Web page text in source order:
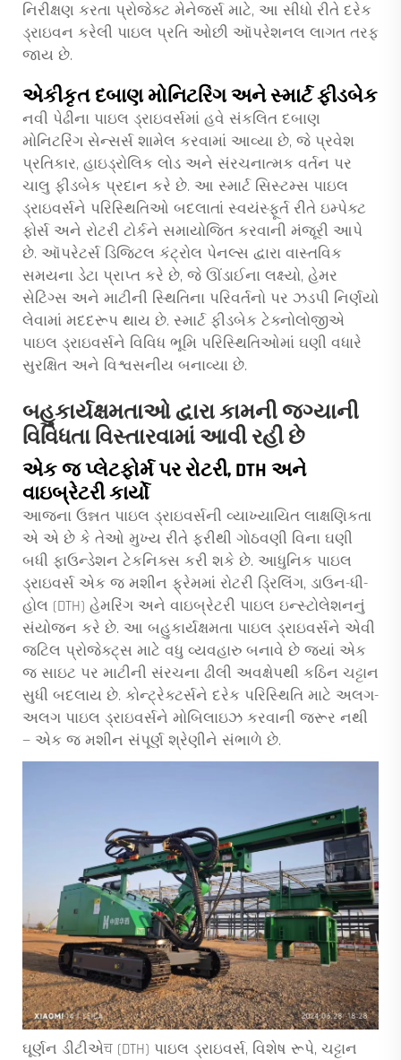
નિરીક્ષણ કરતા પ્રોજેક્ટ મેનેજર્સ માટે, આ સીધો રીતે દરેક
ડ્રાઇવન કરેલી પાઇલ પ્રતિ ઓછી ઑપરેશનલ લાગત તરફ
જાય છે.
એકીકૃત દબાણ મોનિટરિંગ અને સ્માર્ટ ફીડબેક
નવી પેઢીના પાઇલ ડ્રાઇવર્સમાં હવે સંકલિત દબાણ
મોનિટરિંગ સેન્સર્સ શામેલ કરવામાં આવ્યા છે, જે પ્રવેશ
પ્રતિકાર, હાઇડ્રોલિક લોડ અને સંરચનાત્મક વર્તન પર
ચાલુ ફીડબેક પ્રદાન કરે છે. આ સ્માર્ટ સિસ્ટમ્સ પાઇલ
ડ્રાઇવર્સને પરિસ્થિતિઓ બદલાતાં સ્વયંસ્ફૂર્ત રીતે ઇમ્પેક્ટ
ફોર્સ અને રોટરી ટોર્કને સમાયોજિત કરવાની મંજૂરી આપે
છે. ઑપરેટર્સ ડિજિટલ કંટ્રોલ પેનલ્સ દ્વારા વાસ્તવિક
સમયના ડેટા પ્રાપ્ત કરે છે, જે ઊંડાઈના લક્ષ્યો, હેમર
સેટિંગ્સ અને માટીની સ્થિતિના પરિવર્તનો પર ઝડપી નિર્ણયો
લેવામાં મદદરૂપ થાય છે. સ્માર્ટ ફીડબેક ટેક્નોલોજીએ
પાઇલ ડ્રાઇવર્સને વિવિધ ભૂમિ પરિસ્થિતિઓમાં ઘણી વધારે
સુરક્ષિત અને વિશ્વસનીય બનાવ્યા છે.
બહુકાર્યક્ષમતાઓ દ્વારા કામની જગ્યાની
વિવિધતા વિસ્તારવામાં આવી રહી છે
એક જ પ્લેટફોર્મ પર રોટરી, DTH અને
વાઇબ્રેટરી કાર્યો
આજના ઉન્નત પાઇલ ડ્રાઇવર્સની વ્યાખ્યાયિત લાક્ષણિકતા
એ એ છે કે તેઓ મુખ્ય રીતે ફરીથી ગોઠવણી વિના ઘણી
બધી ફાઉન્ડેશન ટેકનિક્સ કરી શકે છે. આધુનિક પાઇલ
ડ્રાઇવર્સ એક જ મશીન ફ્રેમમાં રોટરી ડ્રિલિંગ, ડાઉન-ધી-
હોલ (DTH) હેમરિંગ અને વાઇબ્રેટરી પાઇલ ઇન્સ્ટોલેશનનું
સંયોજન કરે છે. આ બહુકાર્યક્ષમતા પાઇલ ડ્રાઇવર્સને એવી
જટિલ પ્રોજેક્ટ્સ માટે વધુ વ્યવહારુ બનાવે છે જ્યાં એક
જ સાઇટ પર માટીની સંરચના ઢીલી અવક્ષેપથી કઠિન ચટ્ટાન
સુધી બદલાય છે. કોન્ટ્રેક્ટર્સને દરેક પરિસ્થિતિ માટે અલગ-
અલગ પાઇલ ડ્રાઇવર્સને મોબિલાઇઝ કરવાની જરૂર નથી
— એક જ મશીન સંપૂર્ણ શ્રેણીને સંભાળે છે.
ઘૂર્ણન ડીટીએच (DTH) પાઇલ ડ્રાઇવર્સ, વિશેષ રૂપે, ચટ્ટાન